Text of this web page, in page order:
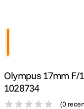
4. peak design
canon sx740
Olympus 17mm F/
1028734
(0